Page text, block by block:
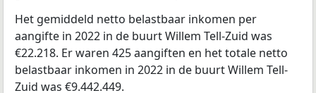
Het gemiddeld netto belastbaar inkomen per
aangifte in 2022 in de buurt Willem Tell-Zuid was
€22.218. Er waren 425 aangiften en het totale netto
belastbaar inkomen in 2022 in de buurt Willem Tell-
Zuid was €9.442.449.